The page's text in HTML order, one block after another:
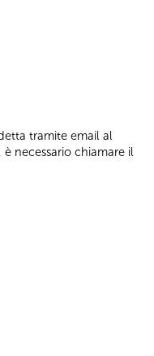
tramite email al
necessario chiamare il